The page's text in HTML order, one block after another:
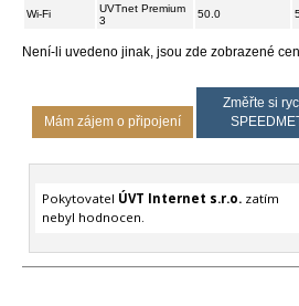
Wi-Fi
UVTnet Premium
3
50.0
Není-li uvedeno jinak, jsou zde zobrazené
Mám zájem o připojení
Změřte si
Pokytovatel ÚVT Internet s.r.o.zatím
nebyl hodnocen.